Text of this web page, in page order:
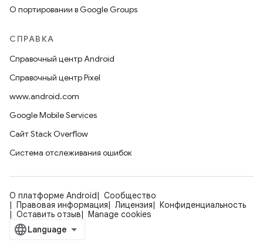
О портировании в Google Groups
СПРАВКА
Справочный центр Android
Справочный центр Pixel
www.android.com
Google Mobile Services
Сайт Stack Overflow
Система отслеживания ошибок
О платформе Android
Сообщество
Правовая информация
Лицензия
Конфиденциальность
Оставить отзыв
Manage cookies